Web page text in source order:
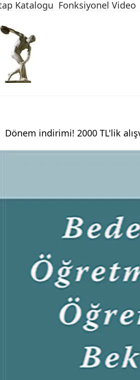
Katalogu Fonksiyonel Video
Dönem indirimi! 2000 TL'lik